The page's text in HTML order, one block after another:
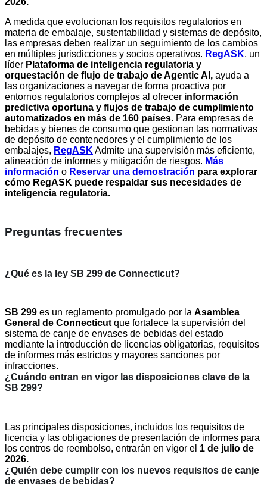
A medida que evolucionan los requisitos regulatorios en
materia de embalaje, sustentabilidad y sistemas de depósito,
las empresas deben realizar un seguimiento de los cambios
en múltiples jurisdicciones y socios operativos. RegASK, un
líder Plataforma de inteligencia regulatoria y
orquestación de flujo de trabajo de Agentic AI, ayuda a
las organizaciones a navegar de forma proactiva por
entornos regulatorios complejos al ofrecer información
predictiva oportuna y flujos de trabajo de cumplimiento
automatizados en más de 160 países. Para empresas de
bebidas y bienes de consumo que gestionan las normativas
de depósito de contenedores y el cumplimiento de los
embalajes, RegASK Admite una supervisión más eficiente,
alineación de informes y mitigación de riesgos. Más
información o Reservar una demostración para explorar
cómo RegASK puede respaldar sus necesidades de
inteligencia regulatoria.
Preguntas frecuentes
¿Qué es la ley SB 299 de Connecticut?
SB 299 es un reglamento promulgado por la Asamblea
General de Connecticut que fortalece la supervisión del
sistema de canje de envases de bebidas del estado
mediante la introducción de licencias obligatorias, requisitos
de informes más estrictos y mayores sanciones por
infracciones.
¿Cuándo entran en vigor las disposiciones clave de la
SB 299?
Las principales disposiciones, incluidos los requisitos de
licencia y las obligaciones de presentación de informes para
los centros de reembolso, entrarán en vigor el 1 de julio de
2026.
¿Quién debe cumplir con los nuevos requisitos de canje
de envases de bebidas?